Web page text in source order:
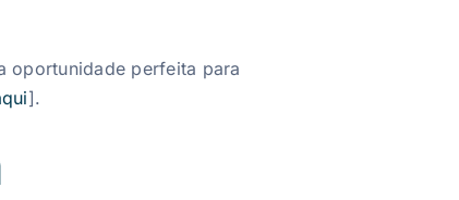
oportunidade perfeita para
].